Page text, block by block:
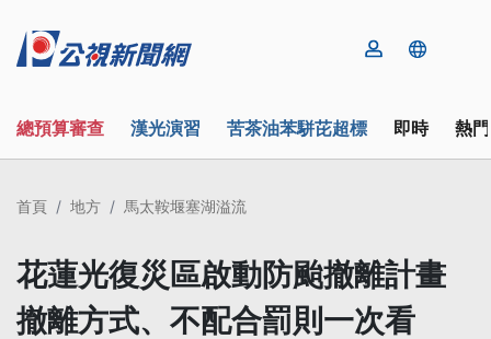
總預算審查 漢光演習 苦茶油苯駢芘超標 即時 熱
首頁 地方 馬太鞍堰塞湖溢流
花蓮光復災區啟動防颱撤離計畫
撤離方式、不配合罰則一次看